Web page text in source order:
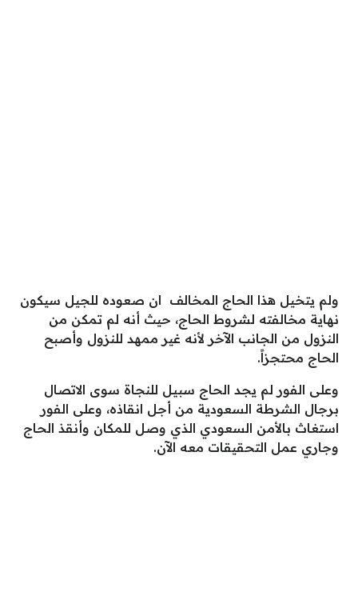
ولم يتخيل هذا الحاج المخالف ان صعوده للجيل سيكون
نهاية مخالفته لشروط الحاج، حيث أنه لم تمكن من
النزول من الجانب الآخر لأنه غير ممهد للنزول وأصبح
الحاج محتجزاً.
وعلى الفور لم يجد الحاج سبيل للنجاة سوى الاتصال
برجال الشرطة السعودية من أجل انقاذه، وعلى الفور
استغاث بالأمن السعودي الذي وصل للمكان وأنقذ الحاج
وجاري عمل التحقيقات معه الآن.